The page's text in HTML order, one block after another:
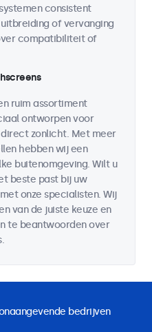
consistent
of vervanging
compatibiliteit of
ruim assortiment
ontworpen voor
zonlicht. Met meer
hebben wij een
buitenomgeving. Wilt u
beste past bij uw
onze specialisten. Wij
van de juiste keuze en
te beantwoorden over
bedrijven